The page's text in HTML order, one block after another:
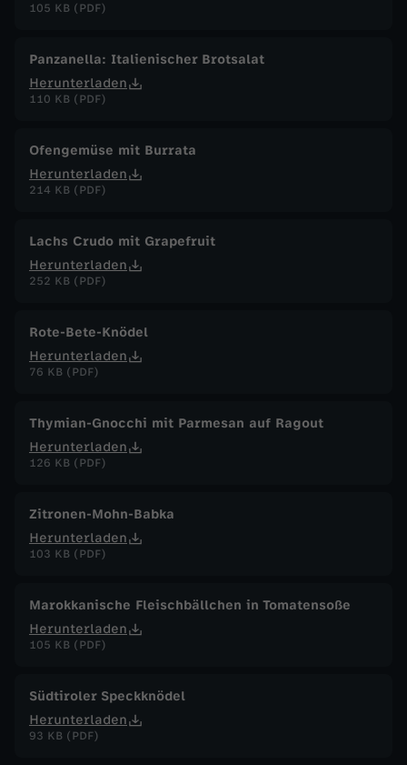
105 KB (PDF)
Panzanella: Italienischer Brotsalat
Herunterladen
110 KB (PDF)
Ofengemüse mit Burrata
Herunterladen
214 KB (PDF)
Lachs Crudo mit Grapefruit
Herunterladen
252 KB (PDF)
Rote-Bete-Knödel
Herunterladen
76 KB (PDF)
Thymian-Gnocchi mit Parmesan auf Ragout
Herunterladen
126 KB (PDF)
Zitronen-Mohn-Babka
Herunterladen
103 KB (PDF)
Marokkanische Fleischbällchen in Tomatensoße
Herunterladen
105 KB (PDF)
Südtiroler Speckknödel
Herunterladen
93 KB (PDF)